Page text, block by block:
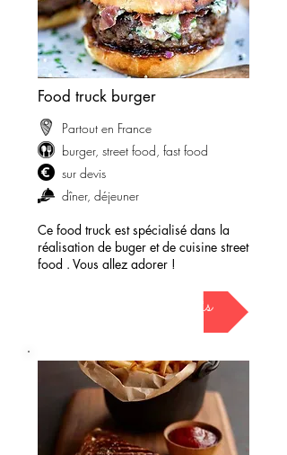
Food truck burger
Partout en France
burger, street food, fast food
sur devis
dîner, déjeuner
Ce food truck est spécialisé dans la
réalisation de buger et de cuisine street
food . Vous allez adorer !
demander mon devis